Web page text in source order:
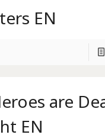
EN
are
EN